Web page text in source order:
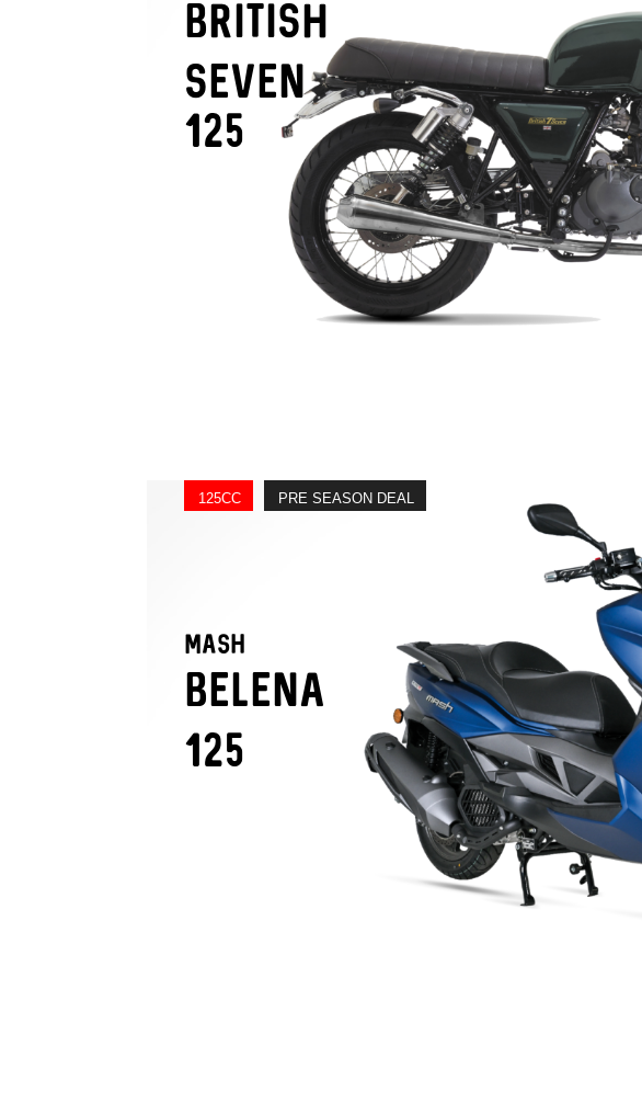
BRITISH
seven
125
125CC PRE SEASON DEAL
maSH
BELENA
125